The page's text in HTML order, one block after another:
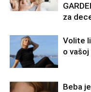
za
Volite
o
Beba